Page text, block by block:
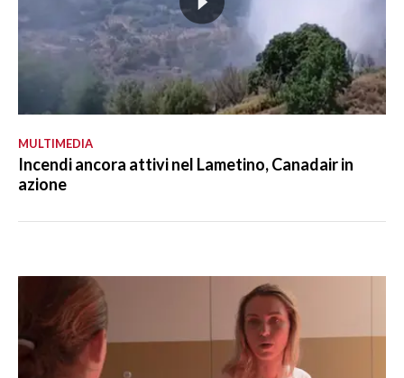
MULTIMEDIA
Incendi ancora attivi nel Lametino, Canadair in
azione